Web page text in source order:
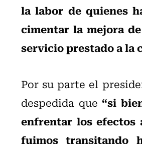
la labor de quienes
cimentar la mejora
servicio prestado a la
Por su parte el
despedida que “si
enfrentar los efectos
fuimos transitando